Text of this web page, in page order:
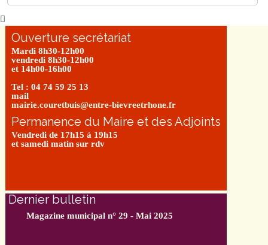
Ouverture secrétariat
Mardi 8h30-12h00
vendredi 8h30-12h00
et 14h00-16h00
Tel : 04 74 59 25 13
mail
mairie.couretbuis@entre-bievreetrhone.fr
Permanence du Maire et des Adjoints
Vendredi de 17h15 à 19h15
et samedi matin sur rdv
Dernier bulletin
Magazine municipal n° 29 - Mai 2025